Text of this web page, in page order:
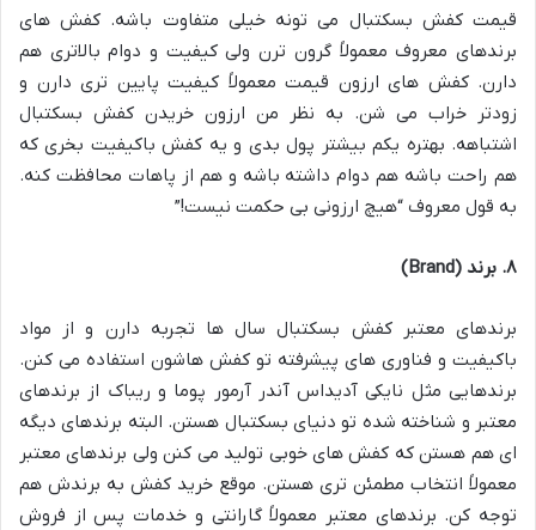
قیمت کفش بسکتبال می تونه خیلی متفاوت باشه. کفش های
برندهای معروف معمولاً گرون ترن ولی کیفیت و دوام بالاتری هم
دارن. کفش های ارزون قیمت معمولاً کیفیت پایین تری دارن و
زودتر خراب می شن. به نظر من ارزون خریدن کفش بسکتبال
اشتباهه. بهتره یکم بیشتر پول بدی و یه کفش باکیفیت بخری که
هم راحت باشه هم دوام داشته باشه و هم از پاهات محافظت کنه.
به قول معروف “هیچ ارزونی بی حکمت نیست!”
۸. برند (Brand)
برندهای معتبر کفش بسکتبال سال ها تجربه دارن و از مواد
باکیفیت و فناوری های پیشرفته تو کفش هاشون استفاده می کنن.
برندهایی مثل نایکی آدیداس آندر آرمور پوما و ریباک از برندهای
معتبر و شناخته شده تو دنیای بسکتبال هستن. البته برندهای دیگه
ای هم هستن که کفش های خوبی تولید می کنن ولی برندهای معتبر
معمولاً انتخاب مطمئن تری هستن. موقع خرید کفش به برندش هم
توجه کن. برندهای معتبر معمولاً گارانتی و خدمات پس از فروش